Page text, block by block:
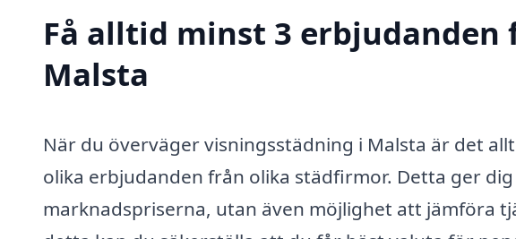
Få alltid minst 3
Malsta
När du överväger visningsstädning i Malsta är det
olika erbjudanden från olika städfirmor. Detta ger
marknadspriserna, utan även möjlighet att jämföra